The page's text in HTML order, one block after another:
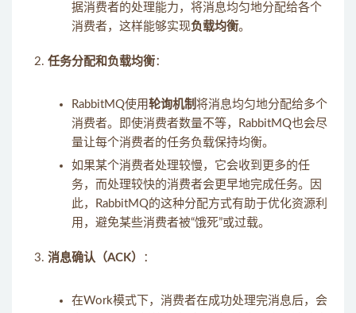
据消费者的处理能力，将消息均匀地分配给各个
消费者，这样能够实现负载均衡。
任务分配和负载均衡：
RabbitMQ使用轮询机制 将消息均匀地分配给多个
消费者。即使消费者数量不等，RabbitMQ也会尽
量让每个消费者的任务负载保持均衡。
如果某个消费者处理较慢，它会收到更多的任
务，而处理较快的消费者会更早地完成任务。因
此，RabbitMQ的这种分配方式有助于优化资源利
用，避免某些消费者被“饿死”或过载。
消息确认（ACK） ：
在Work模式下，消费者在成功处理完消息后，会